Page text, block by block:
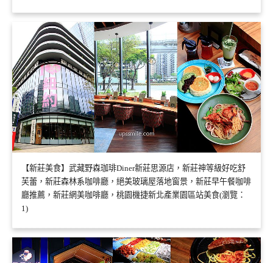
【新莊美食】武藏野森珈琲Diner新莊思源店，新莊神等級好吃舒
芙蕾，新莊森林系咖啡廳，絕美玻璃屋落地窗景，新莊早午餐咖啡
廳推薦，新莊網美咖啡廳，桃園機捷新北產業園區站美食(瀏覽：
1)